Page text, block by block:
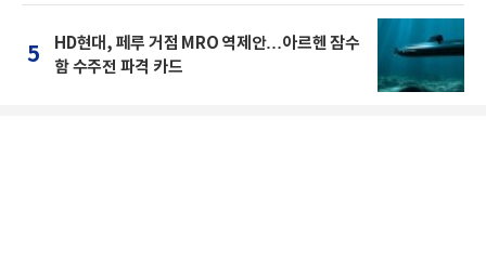
5
HD현대, 페루 거점 MRO 역제안…아르헨 잠수
함 수주전 파격 카드